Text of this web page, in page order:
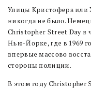
Улицы Кристофера или
никогда не было.
Christopher Street Day в
Нью-Йорке, где в 1969
впервые массово
стороны полиции.
В этом году Christopher